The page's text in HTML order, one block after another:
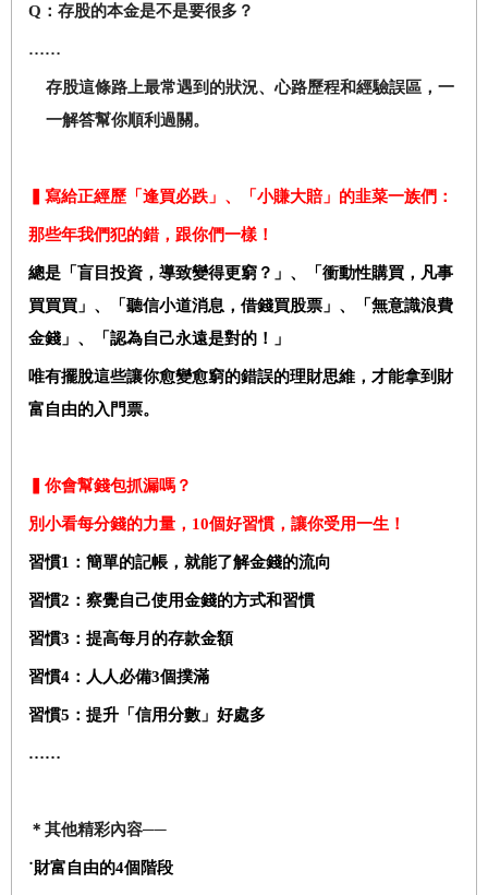
Q ：存股的本金是不是要很多？
……
存股這條路上最常遇到的狀況、心路歷程和經驗誤區，一
一解答幫你順利過關。
▍寫給正經歷「逢買必跌」、「小賺大賠」的韭菜一族們：
那些年我們犯的錯，跟你們一樣！
總是「盲目投資，導致變得更窮？」、「衝動性購買，凡事
買買買」、「聽信小道消息，借錢買股票」、「無意識浪費
金錢」、「認為自己永遠是對的！」
唯有擺脫這些讓你愈變愈窮的錯誤的理財思維，才能拿到財
富自由的入門票。
▍你會幫錢包抓漏嗎？
別小看每分錢的力量，10個好習慣，讓你受用一生！
習慣1：簡單的記帳，就能了解金錢的流向
習慣2：察覺自己使用金錢的方式和習慣
習慣3：提高每月的存款金額
習慣4：人人必備3個撲滿
習慣5：提升「信用分數」好處多
……
＊其他精彩內容──
˙財富自由的4個階段